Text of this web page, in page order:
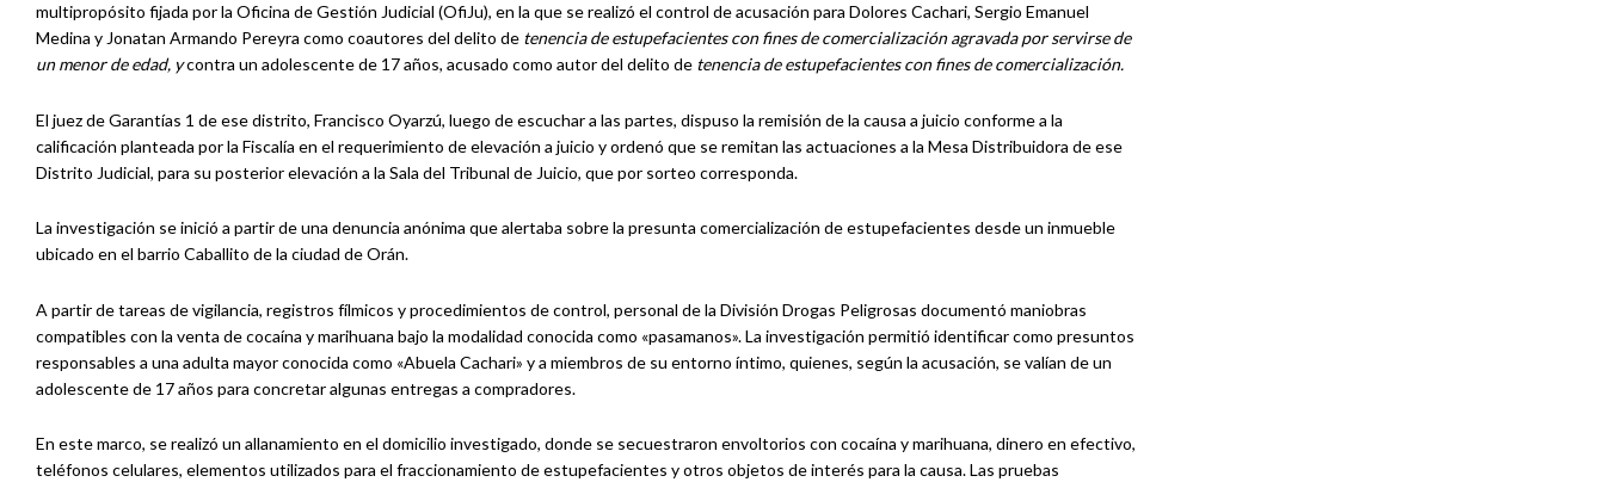
multipropósito fijada por la Oficina de Gestión Judicial (OfiJu), en la que se realizó el control de acusación para Dolores Cachari, Sergio Emanuel
Medina y Jonatan Armando Pereyra como coautores del delito de tenencia de estupefacientes con fines de comercialización agravada por servirse de
un menor de edad, ycontra un adolescente de 17 años, acusado como autor del delito de tenencia de estupefacientes con fines de comercialización.
El juez de Garantías 1 de ese distrito, Francisco Oyarzú, luego de escuchar a las partes, dispuso la remisión de la causa a juicio conforme a la
calificación planteada por la Fiscalía en el requerimiento de elevación a juicio y ordenó que se remitan las actuaciones a la Mesa Distribuidora de ese
Distrito Judicial, para su posterior elevación a la Sala del Tribunal de Juicio, que por sorteo corresponda.
La investigación se inició a partir de una denuncia anónima que alertaba sobre la presunta comercialización de estupefacientes desde un inmueble
ubicado en el barrio Caballito de la ciudad de Orán.
A partir de tareas de vigilancia, registros fílmicos y procedimientos de control, personal de la División Drogas Peligrosas documentó maniobras
compatibles con la venta de cocaína y marihuana bajo la modalidad conocida como «pasamanos». La investigación permitió identificar como presuntos
responsables a una adulta mayor conocida como «Abuela Cachari» y a miembros de su entorno íntimo, quienes, según la acusación, se valían de un
adolescente de 17 años para concretar algunas entregas a compradores.
En este marco, se realizó un allanamiento en el domicilio investigado, donde se secuestraron envoltorios con cocaína y marihuana, dinero en efectivo,
teléfonos celulares, elementos utilizados para el fraccionamiento de estupefacientes y otros objetos de interés para la causa. Las pruebas